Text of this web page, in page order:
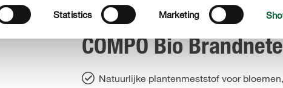
Statistics Marketing
COMPO Bio
Natuurlijke plantenmeststof voor